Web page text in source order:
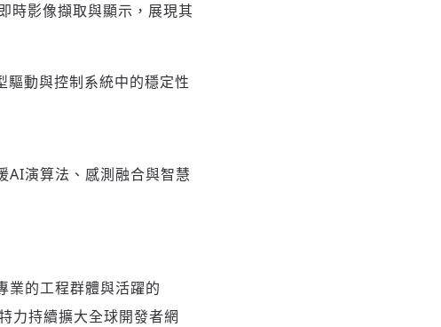
時影像擷取與顯示，展現其
驅動與控制系統中的穩定性
AI演算法、感測融合與智慧
業的工程群體與活躍的
力持續擴大全球開發者網